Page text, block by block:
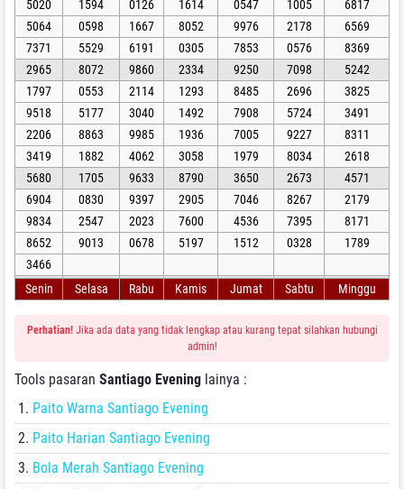
5020
1594 0126 1614 0547 1005
6817
5064
0598 1667 8052 9976 2178
6569
7371
5529 6191 0305 7853 0576
8369
2965
8072 9860 2334 9250 7098
5242
1797
0553 2114 1293 8485 2696
3825
9518
5177 3040 1492 7908 5724
3491
2206
8863 9985 1936 7005 9227
8311
3419
1882 4062 3058 1979 8034
2618
5680
1705 9633 8790 3650 2673
4571
6904
0830 9397 2905 7046 8267
2179
9834
2547 2023 7600 4536 7395
8171
8652
9013 0678 5197 1512 0328
1789
3466
Senin
Selasa Rabu Kamis Jumat Sabtu Minggu
Perhatian!Jika ada data yang tidak lengkap atau kurang tepat silahkan hubungi
admin!
Tools pasaran Santiago Evening lainya :
Paito Warna Santiago Evening
Paito Harian Santiago Evening
Bola Merah Santiago Evening